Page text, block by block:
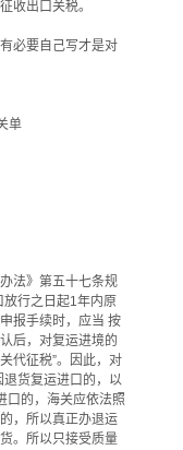
收出口关税。
必要自己写才是对
单
法》第五十七条规
放行之日起1年内原
报手续时，应当 按
后，对复运进境的
代征税”。因此，对
退货复运进口的，以
口的，海关应依法照
，所以真正办退运
。所以只接受质量